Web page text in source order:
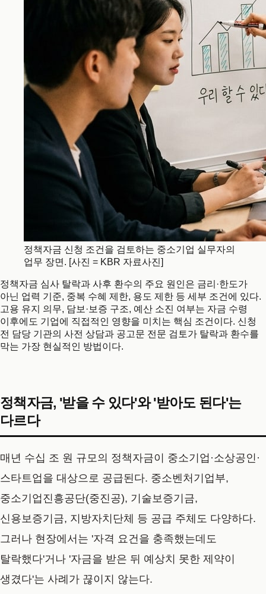
정책자금 신청 조건을 검토하는 중소기업 실무자의
업무 장면. [사진 = KBR 자료사진]
정책자금 심사 탈락과 사후 환수의 주요 원인은 금리·한도가
아닌 업력 기준, 중복 수혜 제한, 용도 제한 등 세부 조건에 있다.
고용 유지 의무, 담보·보증 구조, 예산 소진 여부는 자금 수령
이후에도 기업에 직접적인 영향을 미치는 핵심 조건이다. 신청
전 담당 기관의 사전 상담과 공고문 전문 검토가 탈락과 환수를
막는 가장 현실적인 방법이다.
정책자금, '받을 수 있다'와 '받아도 된다'는
다르다
매년 수십 조 원 규모의 정책자금이 중소기업·소상공인·
스타트업을 대상으로 공급된다. 중소벤처기업부,
중소기업진흥공단(중진공), 기술보증기금,
신용보증기금, 지방자치단체 등 공급 주체도 다양하다.
그러나 현장에서는 '자격 요건을 충족했는데도
탈락했다'거나 '자금을 받은 뒤 예상치 못한 제약이
생겼다'는 사례가 끊이지 않는다.